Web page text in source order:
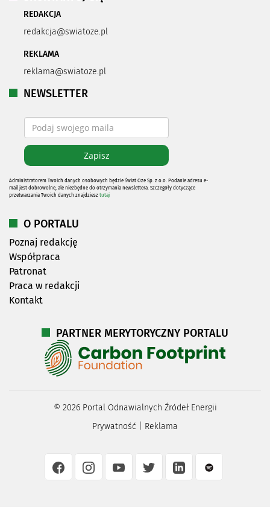
REDAKCJA
redakcja@swiatoze.pl
REKLAMA
reklama@swiatoze.pl
NEWSLETTER
Administratorem Twoich danych osobowych będzie Świat Oze Sp. z o.o. Podanie adresu e-
mail jest dobrowolne, ale niezbędne do otrzymania newslettera. Szczegóły dotyczące
przetwarzania Twoich danych znajdziesz tutaj
O PORTALU
Poznaj redakcję
Współpraca
Patronat
Praca w redakcji
Kontakt
PARTNER MERYTORYCZNY PORTALU
© 2026Portal Odnawialnych Źródeł Energii
Prywatność
Reklama